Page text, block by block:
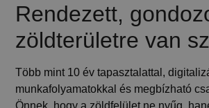
Rendezett,
zöldterületre van
Több mint 10 év tapasztalattal,
munkafolyamatokkal és megbízható
Önnek, hogy a zöldfelület ne nyűg,